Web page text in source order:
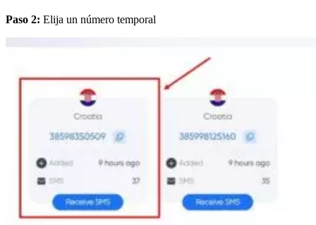
Paso 2: Elija un número temporal